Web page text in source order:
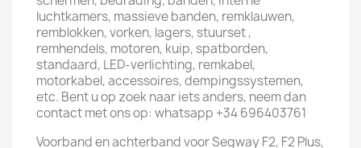
luchtkamers, massieve banden, remklauwen,
remblokken, vorken, lagers, stuurset ,
remhendels, motoren, kuip, spatborden,
standaard, LED-verlichting, remkabel,
motorkabel, accessoires, dempingssystemen,
etc. Bent u op zoek naar iets anders, neem dan
contact met ons op: whatsapp +34 696403761
Voorband en achterband voor Segway F2, F2 Plus,